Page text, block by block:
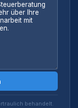
behandelt.